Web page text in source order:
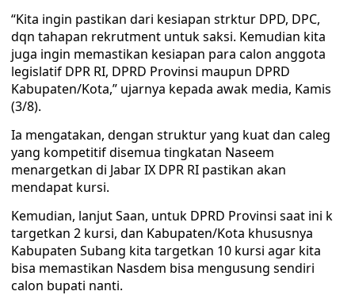
“Kita ingin pastikan dari kesiapan strktur DPD, DPC,
dqn tahapan rekrutment untuk saksi. Kemudian kita
juga ingin memastikan kesiapan para calon anggota
legislatif DPR RI, DPRD Provinsi maupun DPRD
Kabupaten/Kota,” ujarnya kepada awak media, Kamis
(3/8).
Ia mengatakan, dengan struktur yang kuat dan caleg
yang kompetitif disemua tingkatan Naseem
menargetkan di Jabar IX DPR RI pastikan akan
mendapat kursi.
Kemudian, lanjut Saan, untuk DPRD Provinsi saat ini k
targetkan 2 kursi, dan Kabupaten/Kota khususnya
Kabupaten Subang kita targetkan 10 kursi agar kita
bisa memastikan Nasdem bisa mengusung sendiri
calon bupati nanti.